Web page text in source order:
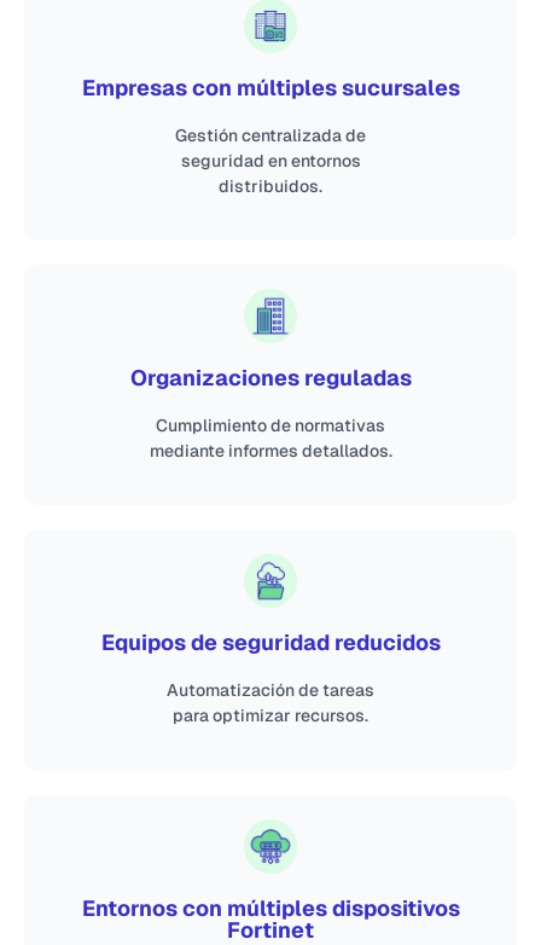
Empresas con múltiples sucursales
Gestión centralizada de
seguridad en entornos
distribuidos.
Organizaciones reguladas
Cumplimiento de normativas
mediante informes detallados.
Equipos de seguridad reducidos
Automatización de tareas
para optimizar recursos.
Entornos con múltiples dispositivos
Fortinet